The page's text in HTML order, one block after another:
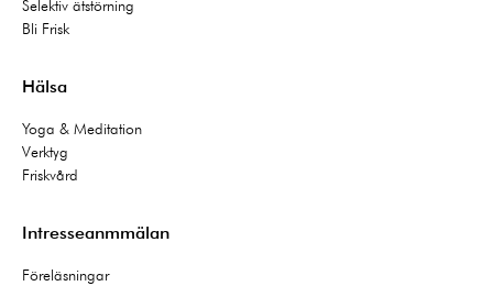
Selektiv ätstörning
Bli Frisk
Hälsa
Yoga & Meditation
Verktyg
Friskvård
Intresseanmmälan
Föreläsningar